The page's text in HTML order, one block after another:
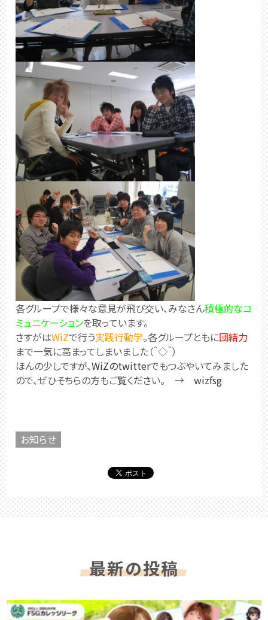
各グループで様々な意見が飛び交い、みなさん積極的なコ
ミュニケーションを取っています。
さすがはWiZで行う実践行動学。各グループともに団結力
まで一気に高まってしまいました（＾◇＾）
ほんの少しですが、WiZのtwitterでもつぶやいてみました
ので、ぜひそちらの方もご覧ください。 →wizfsg
お知らせ
最新の投稿